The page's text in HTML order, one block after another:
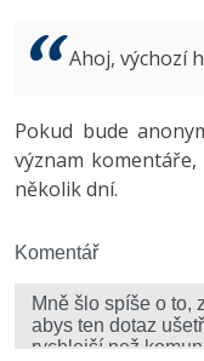
Copywriter
Algoritmy
Umělá
Fórum
Windows
Fórum
Ahoj, výchozí
Pokud bude
význam
několik dní.
Komentář